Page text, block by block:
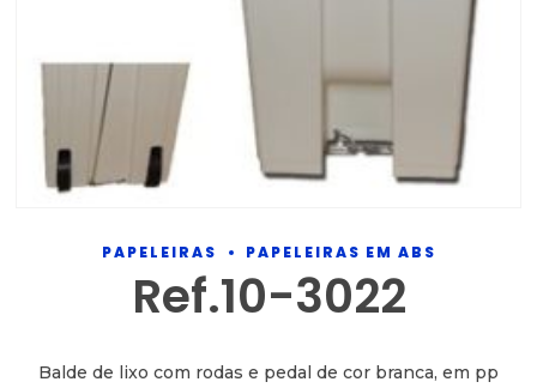
PAPELEIRAS PAPELEIRAS EM ABS
Ref.10-3022
Balde de lixo com rodas e pedal de cor branca, em pp